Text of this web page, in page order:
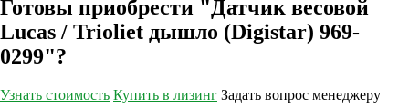
Готовы приобрести "Датчик весовой
Lucas / Trioliet дышло (Digistar) 969-
0299"?
Узнать стоимость Купить в лизинг Задать вопрос менеджеру